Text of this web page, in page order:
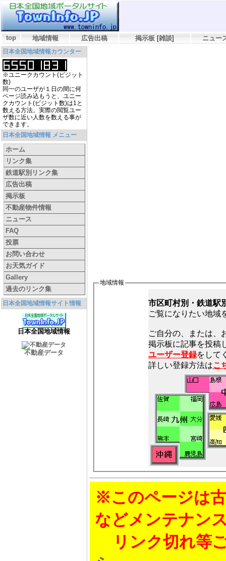
top 地域情報 広告出稿 掲示板 [雑談] ニュー
日本全国地域情報カウンター
※ユニークカウント(ビジット
数)
同一のユーザが１日の間に何
ページ読み込もうと、ユニー
クカウント(ビジット数)は1と
数える方法。実際の閲覧ユー
ザ数に近い人数を数える事が
できます。
日本全国地域情報 メニュー
ホーム
リンク集
鉄道駅別リンク集
広告出稿
掲示板
不動産物件情報
ニュース
FAQ
投票
お問い合わせ
お天気ガイド
Gallery
過去のリンク集
日本全国地域情報サイト情報
日本全国地域情報
不動産データ
地域情報
市区町村別・鉄道駅
ご覧になりたい地域
ご自分の、または、
ユーザー登録をして
詳しい登録方法はこ
※このページは
などメンテナン
リンク切れ等